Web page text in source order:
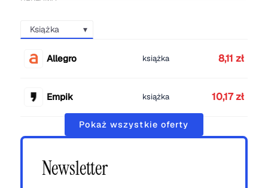
Książka
Allegro książka 8,11 zł
Empik książka 10,17 zł
Pokaż wszystkie oferty
Newsletter